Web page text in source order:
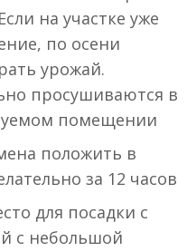
на участке уже
по осени
урожай.
просушиваются в
помещении
положить в
за 12 часов
для посадки с
с небольшой